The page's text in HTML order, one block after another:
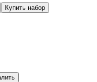
Купить набор